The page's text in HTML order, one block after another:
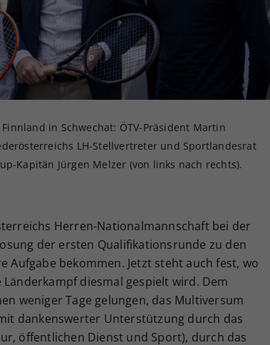
in Schwechat: ÖTV-Präsident Martin
LH-Stellvertreter und Sportlandesrat
Kapitän Jürgen Melzer (von links nach rechts).
Herren-Nationalmannschaft bei der
der ersten Qualifikationsrunde zu den
Aufgabe bekommen. Jetzt steht auch fest, wo
diesmal gespielt wird. Dem
weniger Tage gelungen, das Multiversum
dankenswerter Unterstützung durch das
öffentlichen Dienst und Sport), durch das
Ihrer vorgenommen Einstellungen, falls der
Webseiten-Betreiber dies eingestellt hat.